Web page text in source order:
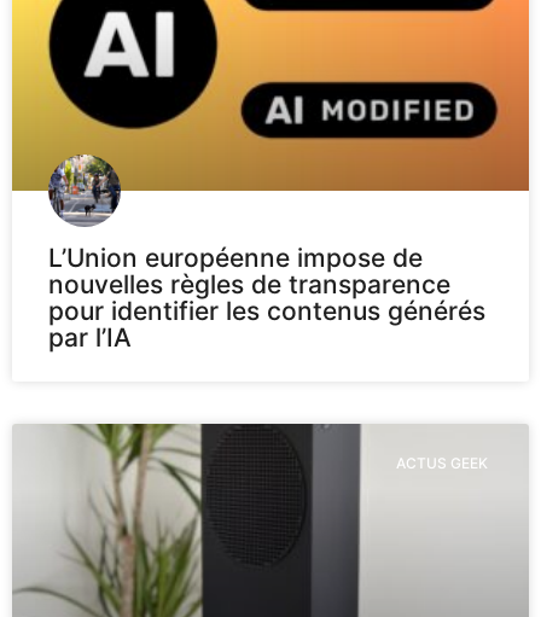
L’Union européenne impose de
nouvelles règles de transparence
pour identifier les contenus générés
par l’IA
ACTUS GEEK